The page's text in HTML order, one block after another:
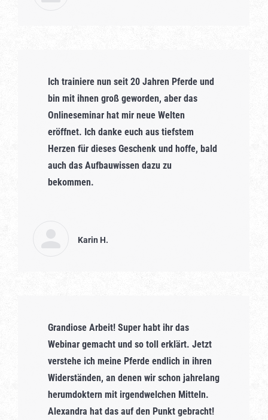
Ich trainiere nun seit 20 Jahren Pferde und
bin mit ihnen groß geworden, aber das
Onlineseminar hat mir neue Welten
eröffnet. Ich danke euch aus tiefstem
Herzen für dieses Geschenk und hoffe, bald
auch das Aufbauwissen dazu zu
bekommen.
Karin H.
Grandiose Arbeit! Super habt ihr das
Webinar gemacht und so toll erklärt. Jetzt
verstehe ich meine Pferde endlich in ihren
Widerständen, an denen wir schon jahrelang
herumdoktern mit irgendwelchen Mitteln.
Alexandra hat das auf den Punkt gebracht!